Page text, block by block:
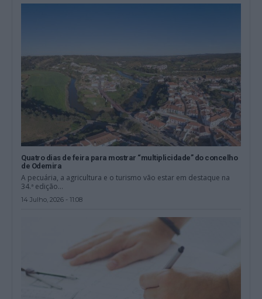
Quatro dias de feira para mostrar “multiplicidade” do concelho
de Odemira
A pecuária, a agricultura e o turismo vão estar em destaque na
34.ª edição...
14 Julho, 2026 - 11:08